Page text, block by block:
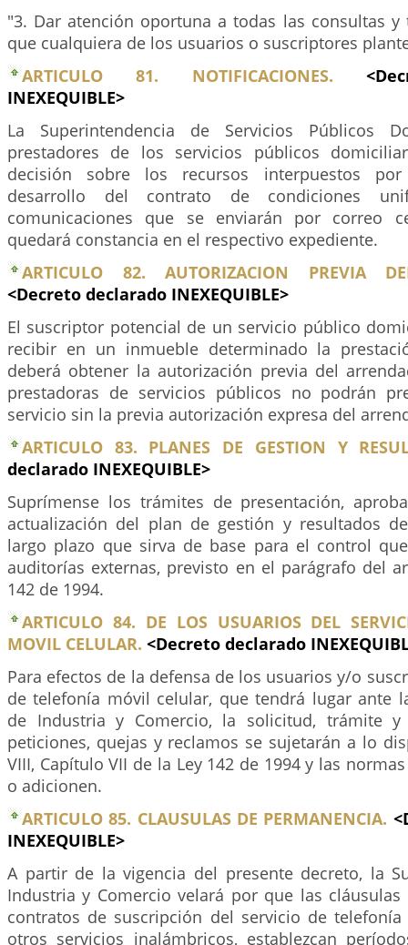
"3. Dar atención oportuna a todas las consultas
que cualquiera de los usuarios o suscriptores
ARTICULO 81. NOTIFICACIONES.
INEXEQUIBLE>
La Superintendencia de Servicios Públicos
prestadores de los servicios públicos
decisión sobre los recursos interpuestos
desarrollo del contrato de condiciones
comunicaciones que se enviarán por correo
quedará constancia en el respectivo expediente.
ARTICULO 82. AUTORIZACION PREVIA
<Decreto declarado INEXEQUIBLE>
El suscriptor potencial de un servicio público
recibir en un inmueble determinado la
deberá obtener la autorización previa del
prestadoras de servicios públicos no podrán
servicio sin la previa autorización expresa del
ARTICULO 83. PLANES DE GESTION Y
declarado INEXEQUIBLE>
Suprímense los trámites de presentación,
actualización del plan de gestión y resultados
largo plazo que sirva de base para el control
auditorías externas, previsto en el parágrafo del
142 de 1994.
ARTICULO 84. DE LOS USUARIOS DEL
MOVIL CELULAR. <Decreto declarado
Para efectos de la defensa de los usuarios y/o
de telefonía móvil celular, que tendrá lugar ante
de Industria y Comercio, la solicitud, trámite y
peticiones, quejas y reclamos se sujetarán a lo
VIII, Capítulo VII de la Ley 142 de 1994 y las
o adicionen.
ARTICULO 85. CLAUSULAS DE PERMANENCIA.
INEXEQUIBLE>
A partir de la vigencia del presente decreto, la
Industria y Comercio velará por que las
contratos de suscripción del servicio de
otros servicios inalámbricos, establezcan